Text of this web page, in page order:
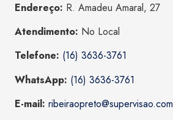
Endereço: R. Amadeu Amaral, 27
Atendimento: No Local
Telefone: (16) 3636-3761
WhatsApp: (16) 3636-3761
E-mail: ribeiraopreto@supervisao.com